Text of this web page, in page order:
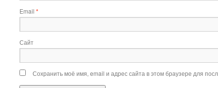
Email *
Сайт
Сохранить моё имя, email и адрес сайта в этом браузере для